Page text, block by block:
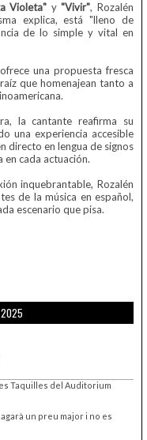
Violeta" y"Vivir", Rozalén
explica, está "lleno de
de lo simple y vital en
una propuesta fresca
que homenajean tanto a
la cantante reafirma su
una experiencia accesible
directo en lengua de signos
en cada actuación.
inquebrantable, Rozalén
de la música en español,
escenario que pisa.
2025
Taquilles del Auditorium
un preu major i no es